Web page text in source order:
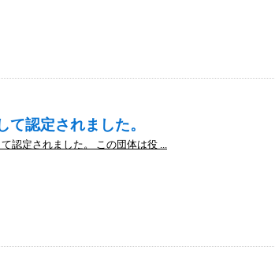
て認定されました。
認定されました。 この団体は役 ...